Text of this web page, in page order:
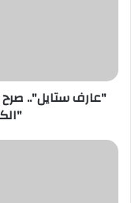
ر
"عارف ستايل".. صرح